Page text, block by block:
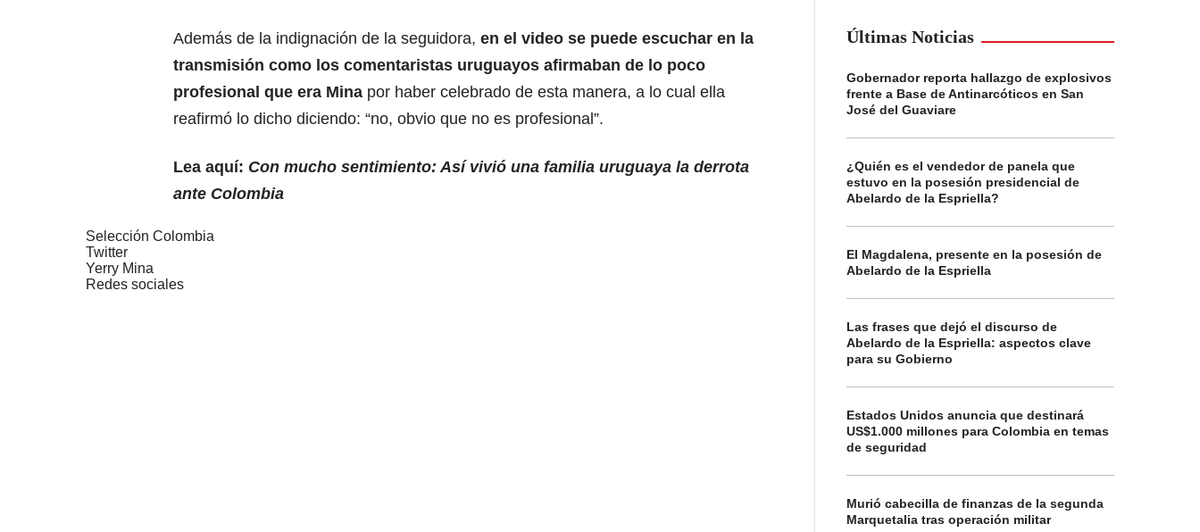
Además de la indignación de la seguidora, en el video se puede escuchar en la
transmisión como los comentaristas uruguayos afirmaban de lo poco
profesional que era Mina por haber celebrado de esta manera, a lo cual ella
reafirmó lo dicho diciendo: “no, obvio que no es profesional”.
Lea aquí: Con mucho sentimiento: Así vivió una familia uruguaya la derrota
ante Colombia
Selección Colombia
Twitter
Yerry Mina
Redes sociales
Últimas Noticias
Gobernador reporta hallazgo de explosivos
frente a Base de Antinarcóticos en San
José del Guaviare
¿Quién es el vendedor de panela que
estuvo en la posesión presidencial de
Abelardo de la Espriella?
El Magdalena, presente en la posesión de
Abelardo de la Espriella
Las frases que dejó el discurso de
Abelardo de la Espriella: aspectos clave
para su Gobierno
Estados Unidos anuncia que destinará
US$1.000 millones para Colombia en temas
de seguridad
Murió cabecilla de finanzas de la segunda
Marquetalia tras operación militar